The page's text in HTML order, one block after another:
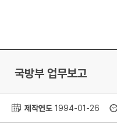
국방부 업무보고
제작연도 1994-01-26